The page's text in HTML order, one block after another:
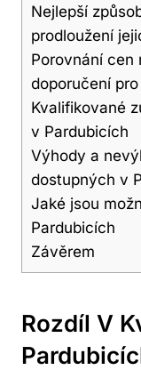
Nejlepší
prodloužení
Porovnání cen
doporučení
Kvalifikované
v Pardubicích
Výhody a
dostupných v
Jaké jsou
Pardubicích
Závěrem
Rozdíl V